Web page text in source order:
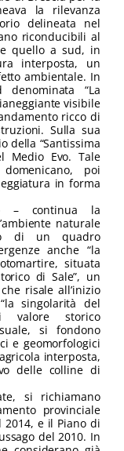
la rilevanza
delineata nel
riconducibili al
quello a sud, in
interposta, un
ambientale. In
“La
visibile
ricco di
Sulla sua
della “Santissima
Medio Evo. Tale
poi
in forma
– continua la
naturale
di un quadro
anche “la
situata
di Sale”, un
risale all’inizio
singolarità del
valore storico
si fondono
e geomorfologici
interposta,
delle colline di
si richiamano
provinciale
2014, e il Piano di
del 2010. In